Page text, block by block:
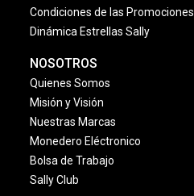
Condiciones de las Promociones
Dinámica Estrellas Sally
NOSOTROS
Quienes Somos
Misión y Visión
Nuestras Marcas
Monedero Eléctronico
Bolsa de Trabajo
Sally Club